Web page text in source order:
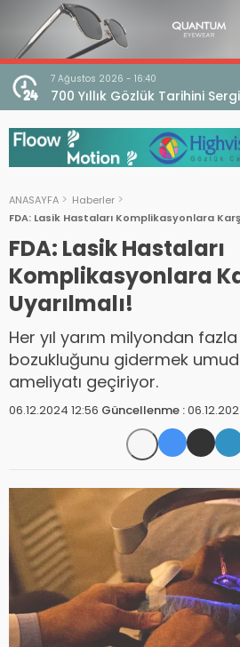
7 Ağustos 2026 - 10:16
İtalya Değerde, Çin Adette
Devam Ediyor
ANASAYFA
Haberler
FDA: Lasik Hastaları Komplikasyonlara
FDA: Lasik Hastaları
Komplikasyonlara
Uyarılmalı!
Her yıl yarım milyondan
bozukluğunu gidermek
ameliyatı geçiriyor.
06.12.2024 12:56 Güncellenme :